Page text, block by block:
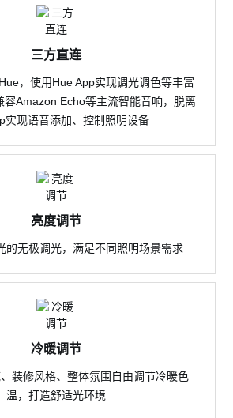
三方直连
，使用Hue App实现调光调色等丰富
容Amazon Echo等主流智能音响，脱离
实现语音添加、控制照明设备
亮度调节
的无极调光，满足不同照明场景需求
冷暖调节
装修风格、整体氛围自由调节冷暖色
温，打造舒适光环境